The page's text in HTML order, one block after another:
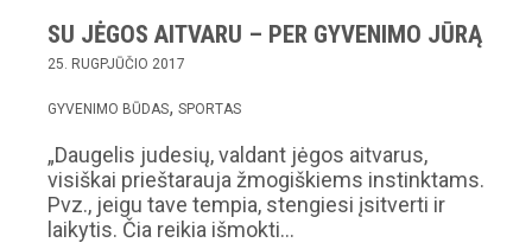
SU JĖGOS AITVARU – PER GYVENIMO JŪRĄ
25. RUGPJŪČIO 2017
GYVENIMO BŪDAS SPORTAS
„Daugelis judesių, valdant jėgos aitvarus,
visiškai prieštarauja žmogiškiems instinktams.
Pvz., jeigu tave tempia, stengiesi įsitverti ir
laikytis. Čia reikia išmokti…